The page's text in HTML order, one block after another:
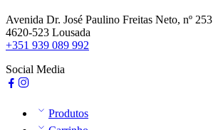
Avenida Dr. José Paulino Freitas Neto, nº 253
4620-523 Lousada
+351 939 089 992
Social Media
Produtos